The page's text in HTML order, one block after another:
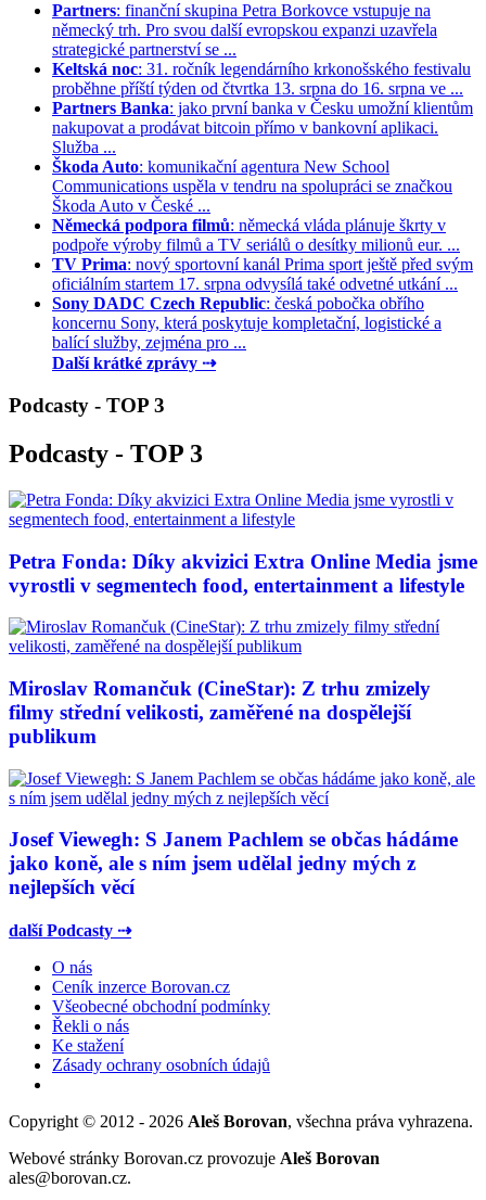
Partners: finanční skupina Petra Borkovce vstupuje na
německý trh. Pro svou další evropskou expanzi uzavřela
strategické partnerství se ...
Keltská noc: 31. ročník legendárního krkonošského festivalu
proběhne příští týden od čtvrtka 13. srpna do 16. srpna ve ...
Partners Banka: jako první banka v Česku umožní klientům
nakupovat a prodávat bitcoin přímo v bankovní aplikaci.
Služba ...
Škoda Auto: komunikační agentura New School
Communications uspěla v tendru na spolupráci se značkou
Škoda Auto v České ...
Německá podpora filmů: německá vláda plánuje škrty v
podpoře výroby filmů a TV seriálů o desítky milionů eur. ...
TV Prima: nový sportovní kanál Prima sport ještě před svým
oficiálním startem 17. srpna odvysílá také odvetné utkání ...
Sony DADC Czech Republic: česká pobočka obřího
koncernu Sony, která poskytuje kompletační, logistické a
balící služby, zejména pro ...
Další krátké zprávy ⇢
Podcasty - TOP 3
Podcasty - TOP 3
Petra Fonda: Díky akvizici Extra Online Media jsme
vyrostli v segmentech food, entertainment a lifestyle
Miroslav Romančuk (CineStar): Z trhu zmizely
filmy střední velikosti, zaměřené na dospělejší
publikum
Josef Viewegh: S Janem Pachlem se občas hádáme
jako koně, ale s ním jsem udělal jedny mých z
nejlepších věcí
další Podcasty ⇢
O nás
Ceník inzerce Borovan.cz
Všeobecné obchodní podmínky
Řekli o nás
Ke stažení
Zásady ochrany osobních údajů
Copyright © 2012 - 2026 Aleš Borovan, všechna práva vyhrazena.
Webové stránky Borovan.cz provozuje Aleš Borovan
ales@borovan.cz.